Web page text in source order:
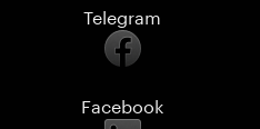
Telegram
Facebook